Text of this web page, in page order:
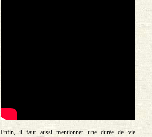
Enfin, il faut aussi mentionner une durée de vie